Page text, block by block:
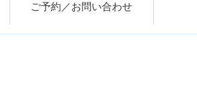
ご予約／お問い合わせ